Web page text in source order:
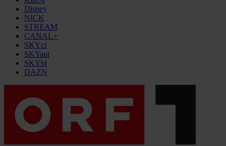
Disney
NICK
STREAM
CANAL+
SKYci
SKYaut
SKYbl
DAZN